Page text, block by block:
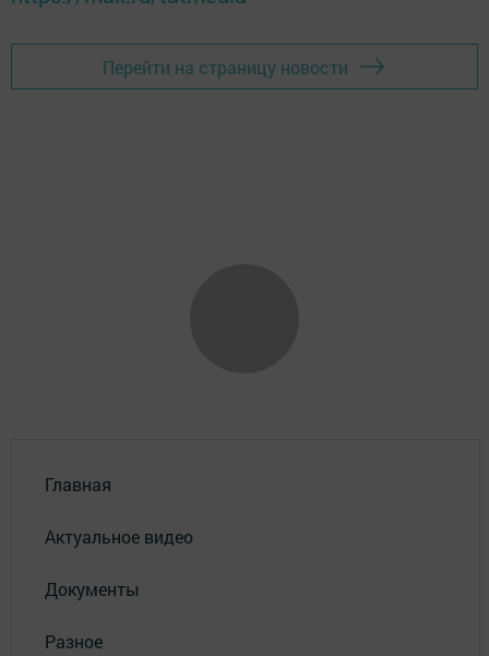
Перейти на страницу новости
Главная
Актуальное видео
Документы
Разное